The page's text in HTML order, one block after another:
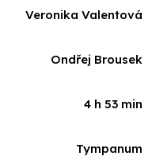
Veronika Valentová
Ondřej Brousek
4 h 53 min
Tympanum